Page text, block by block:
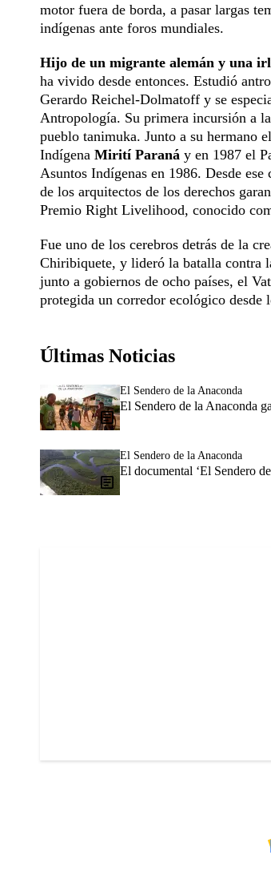
motor fuera de borda, a pasar largas
indígenas ante foros mundiales.
Hijo de un migrante alemán y una
ha vivido desde entonces. Estudió
Gerardo Reichel-Dolmatoff y se
Antropología. Su primera incursión a
pueblo tanimuka. Junto a su hermano
Indígena Mirití Paraná y en 1987 el
Asuntos Indígenas en 1986. Desde
de los arquitectos de los derechos
Premio Right Livelihood, conocido
Fue uno de los cerebros detrás de la
Chiribiquete, y lideró la batalla contra
junto a gobiernos de ocho países, el
protegida un corredor ecológico
Últimas Noticias
El Sendero de la Anaconda
El Sendero de la Anaconda
El Sendero de la Anaconda
El documental ‘El Sendero